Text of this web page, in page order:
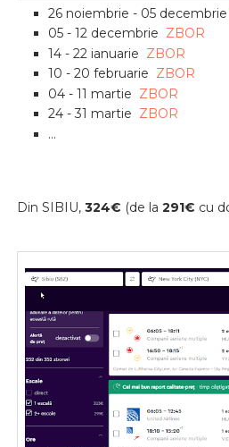
26 noiembrie - 05 decembrie
05 - 12 decembrie ZBOR
14 - 22 ianuarie ZBOR
10 - 20 februarie ZBOR
04 - 11 martie ZBOR
24 - 31 martie ZBOR
...
Din SIBIU, 324€ (de la 291€ cu